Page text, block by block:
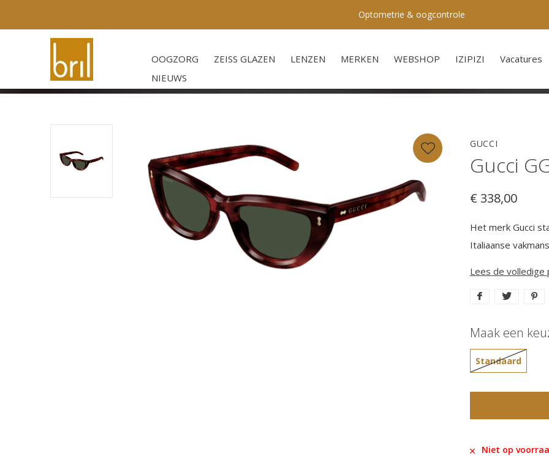
OOGZORG ZEISS GLAZEN LENZEN MERKEN WEBSHOP IZIPIZI
Vacatures
NIEUWS
Optometrie & oogcontrole
GUCCI
Gucci
€ 338,00
Het merk Gucci
Italiaanse
Lees de volledige
Maak een
Standaard
Niet op